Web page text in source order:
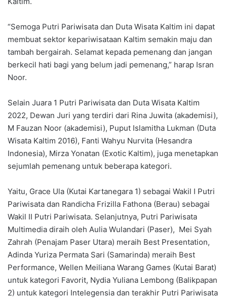
“Semoga Putri Pariwisata dan Duta Wisata Kaltim ini dapat
membuat sektor kepariwisataan Kaltim semakin maju dan
tambah bergairah. Selamat kepada pemenang dan jangan
berkecil hati bagi yang belum jadi pemenang,” harap Isran
Noor.
Selain Juara 1 Putri Pariwisata dan Duta Wisata Kaltim
2022, Dewan Juri yang terdiri dari Rina Juwita (akademisi),
M Fauzan Noor (akademisi), Puput Islamitha Lukman (Duta
Wisata Kaltim 2016), Fanti Wahyu Nurvita (Hesandra
Indonesia), Mirza Yonatan (Exotic Kaltim), juga menetapkan
sejumlah pemenang untuk beberapa kategori.
Yaitu, Grace Ula (Kutai Kartanegara 1) sebagai Wakil I Putri
Pariwisata dan Randicha Frizilla Fathona (Berau) sebagai
Wakil II Putri Pariwisata. Selanjutnya, Putri Pariwisata
Multimedia diraih oleh Aulia Wulandari (Paser), Mei Syah
Zahrah (Penajam Paser Utara) meraih Best Presentation,
Adinda Yuriza Permata Sari (Samarinda) meraih Best
Performance, Wellen Meiliana Warang Games (Kutai Barat)
untuk kategori Favorit, Nydia Yuliana Lembong (Balikpapan
2) untuk kategori Intelegensia dan terakhir Putri Pariwisata